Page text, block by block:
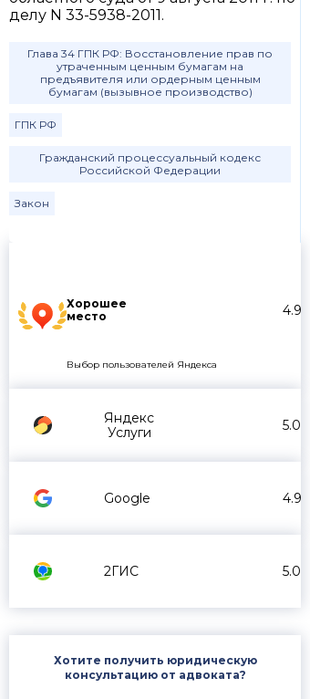
Хорошее
место
4.9
Выбор пользователей Яндекса
Яндекс
Услуги
5.0
Google 4.9
2ГИС 5.0
Хотите получить юридическую
консультацию от адвоката?
делу N 33-5938-2011.
Глава 34 ГПК РФ: Восстановление прав по
утраченным ценным бумагам на
предъявителя или ордерным ценным
бумагам (вызывное производство)
ГПК РФ
Гражданский процессуальный кодекс
Российской Федерации
Закон